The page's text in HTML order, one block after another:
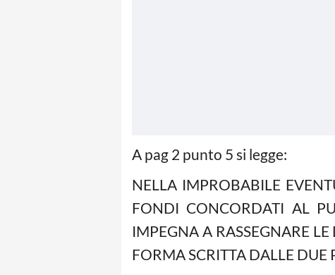
A pag 2 punto 5 si legge:
NELLA IMPROBABILE
FONDI CONCORDATI AL
IMPEGNA A RASSEGNARE
FORMA SCRITTA DALLE DUE